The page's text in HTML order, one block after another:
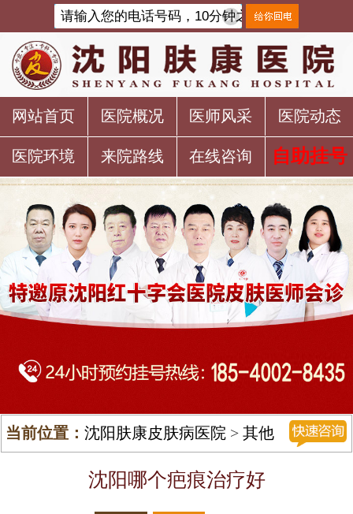
网站首页 医院概况 医师风采 医院动态
医院环境 来院路线 在线咨询 自助挂号
当前位置： 沈阳肤康皮肤病医院> 其他
瘢痕疙瘩>
沈阳哪个疤痕治疗好